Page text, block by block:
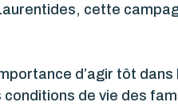
cette
d’agir tôt
de vie des